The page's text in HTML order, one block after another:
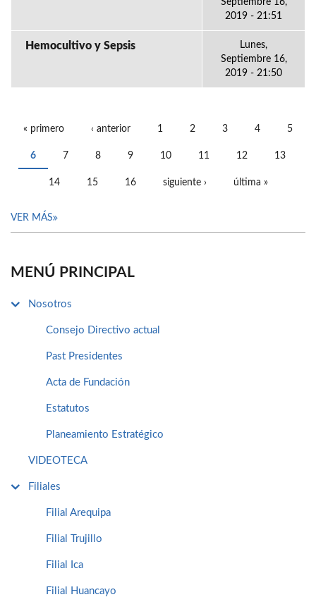
2019 - 21:51
Hemocultivo y Sepsis
Lunes,
Septiembre 16,
2019 - 21:50
« primero ‹ anterior 1 2 3 4 5
6 7 8 9 10 11 12 13
14 15 16 siguiente › última »
VER MÁS
MENÚ PRINCIPAL
Nosotros
Consejo Directivo actual
Past Presidentes
Acta de Fundación
Estatutos
Planeamiento Estratégico
VIDEOTECA
Filiales
Filial Arequipa
Filial Trujillo
Filial Ica
Filial Huancayo